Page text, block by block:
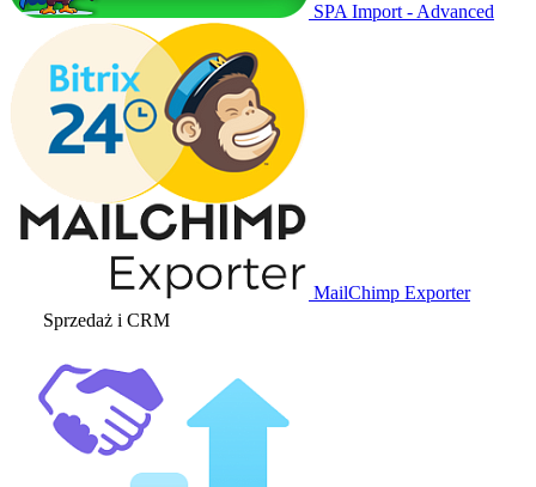
SPA Import - Advanced
MailChimp Exporter
Sprzedaż i CRM